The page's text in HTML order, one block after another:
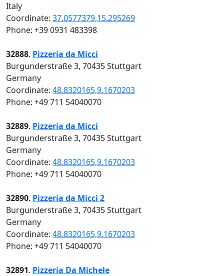
Italy
Coordinate: 37.0577379,15.295269
Phone: +39 0931 483398
32888. Pizzeria da Micci
Burgunderstraße 3, 70435 Stuttgart
Germany
Coordinate: 48.8320165,9.1670203
Phone: +49 711 54040070
32889. Pizzeria da Micci
Burgunderstraße 3, 70435 Stuttgart
Germany
Coordinate: 48.8320165,9.1670203
Phone: +49 711 54040070
32890. Pizzeria da Micci 2
Burgunderstraße 3, 70435 Stuttgart
Germany
Coordinate: 48.8320165,9.1670203
Phone: +49 711 54040070
32891. Pizzeria Da Michele